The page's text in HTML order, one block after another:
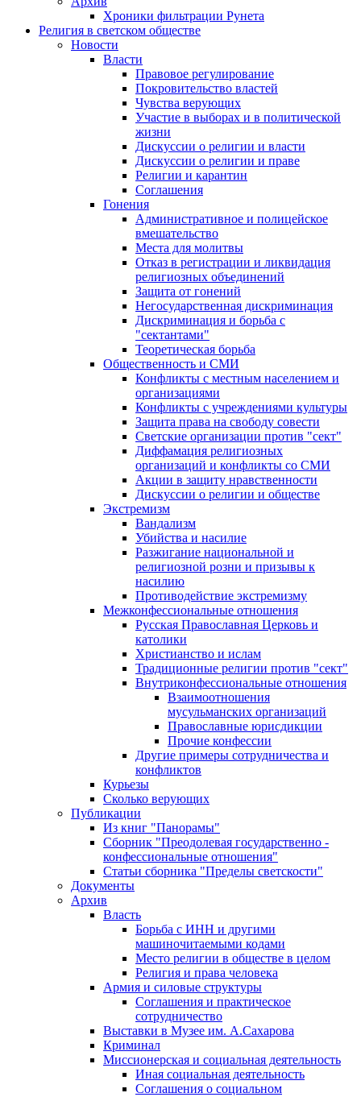
Хроники фильтрации Рунета
Религия в светском обществе
Новости
Власти
Правовое регулирование
Покровительство властей
Чувства верующих
Участие в выборах и в политической
жизни
Дискуссии о религии и власти
Дискуссии о религии и праве
Религии и карантин
Соглашения
Гонения
Административное и полицейское
вмешательство
Места для молитвы
Отказ в регистрации и ликвидация
религиозных объединений
Защита от гонений
Негосударственная дискриминация
Дискриминация и борьба с
"сектантами"
Теоретическая борьба
Общественность и СМИ
Конфликты с местным населением и
организациями
Конфликты с учреждениями культуры
Защита права на свободу совести
Светские организации против "сект"
Диффамация религиозных
организаций и конфликты со СМИ
Акции в защиту нравственности
Дискуссии о религии и обществе
Экстремизм
Вандализм
Убийства и насилие
Разжигание национальной и
религиозной розни и призывы к
насилию
Противодействие экстремизму
Межконфессиональные отношения
Русская Православная Церковь и
католики
Христианство и ислам
Традиционные религии против "сект"
Внутриконфессиональные отношения
Взаимоотношения
мусульманских организаций
Православные юрисдикции
Прочие конфессии
Другие примеры сотрудничества и
конфликтов
Курьезы
Сколько верующих
Публикации
Из книг "Панорамы"
Сборник "Преодолевая государственно -
конфессиональные отношения"
Статьи сборника "Пределы светскости"
Документы
Архив
Власть
Борьба с ИНН и другими
машиночитаемыми кодами
Место религии в обществе в целом
Религия и права человека
Армия и силовые структуры
Соглашения и практическое
сотрудничество
Выставки в Музее им. А.Сахарова
Криминал
Миссионерская и социальная деятельность
Иная социальная деятельность
Соглашения о социальном